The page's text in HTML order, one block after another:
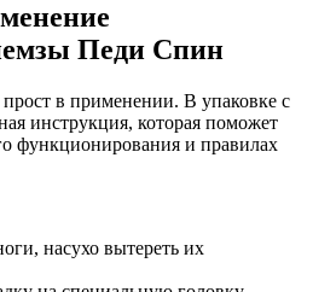
Педи Спин
в применении. В упаковке с
инструкция, которая поможет
функционирования и правилах
насухо вытереть их